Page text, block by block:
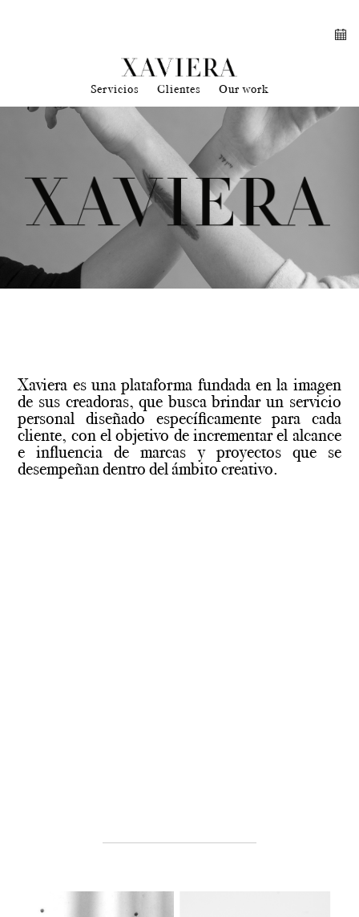
Servicios Clientes Our work
Xaviera es una plataforma fundada en la imagen
de sus creadoras, que busca brindar un servicio
personal diseñado específicamente para cada
cliente, con el objetivo de incrementar el alcance
e influencia de marcas y proyectos que se
desempeñan dentro del ámbito creativo.